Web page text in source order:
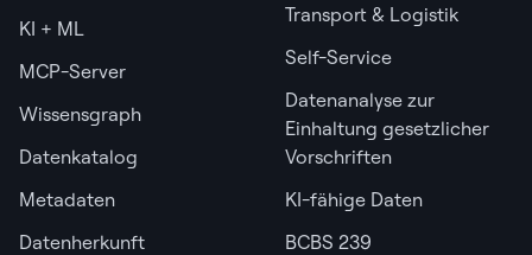
KI + ML
MCP-Server
Wissensgraph
Datenkatalog
Metadaten
Datenherkunft
Transport & Logistik
Self-Service
Datenanalyse zur
Einhaltung gesetzlicher
Vorschriften
KI-fähige Daten
BCBS 239